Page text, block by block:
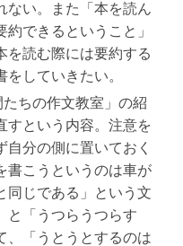
ない。また「本を読ん
できるということ」
を読む際には要約する
していきたい。
たちの作文教室」の紹
すという内容。注意を
分の側に置いておく
書こうというのは車が
同じである」という文
と「うつらうつらす
、「うとうとするのは